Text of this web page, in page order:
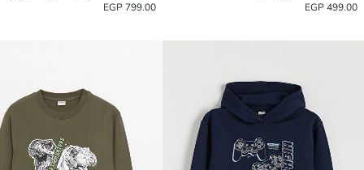
499.00 EGP
799.00 EGP